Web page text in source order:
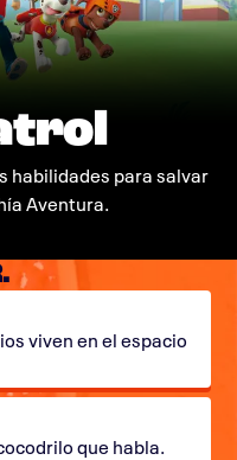
habilidades para salvar
Aventura.
viven en el espacio
que habla.